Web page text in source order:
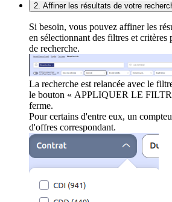
2. Affiner les résultats de votre
Si besoin, vous pouvez affiner les
en sélectionnant des filtres et critères
de recherche.
La recherche est relancée avec le
le bouton « APPLIQUER LE
ferme.
Pour certains d'entre eux, un
d'offres correspondant.